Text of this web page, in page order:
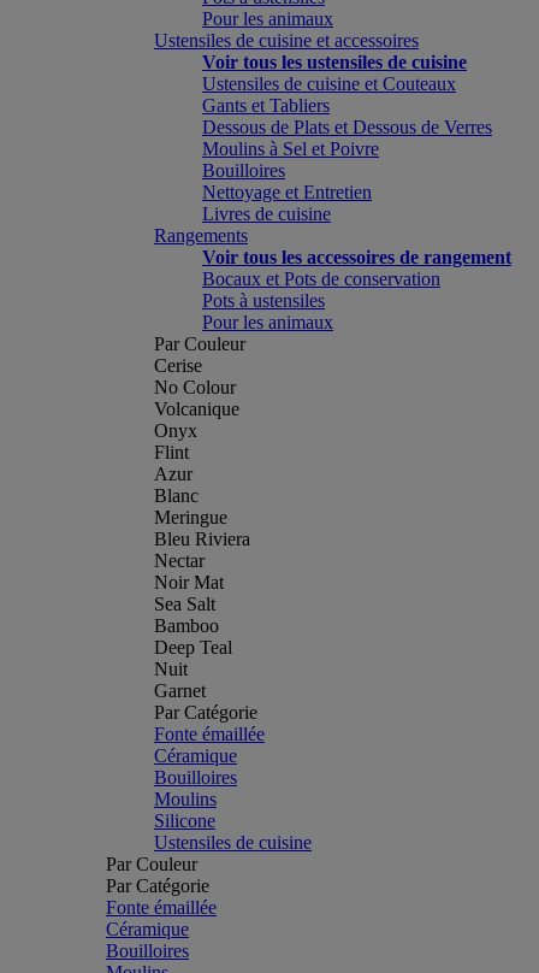
Pour les animaux
Ustensiles de cuisine et accessoires
Voir tous les ustensiles de cuisine
Ustensiles de cuisine et Couteaux
Gants et Tabliers
Dessous de Plats et Dessous de Verres
Moulins à Sel et Poivre
Bouilloires
Nettoyage et Entretien
Livres de cuisine
Rangements
Voir tous les accessoires de rangement
Bocaux et Pots de conservation
Pots à ustensiles
Pour les animaux
Par Couleur
Cerise
No Colour
Volcanique
Onyx
Flint
Azur
Blanc
Meringue
Bleu Riviera
Nectar
Noir Mat
Sea Salt
Bamboo
Deep Teal
Nuit
Garnet
Par Catégorie
Fonte émaillée
Céramique
Bouilloires
Moulins
Silicone
Ustensiles de cuisine
Par Couleur
Par Catégorie
Fonte émaillée
Céramique
Bouilloires